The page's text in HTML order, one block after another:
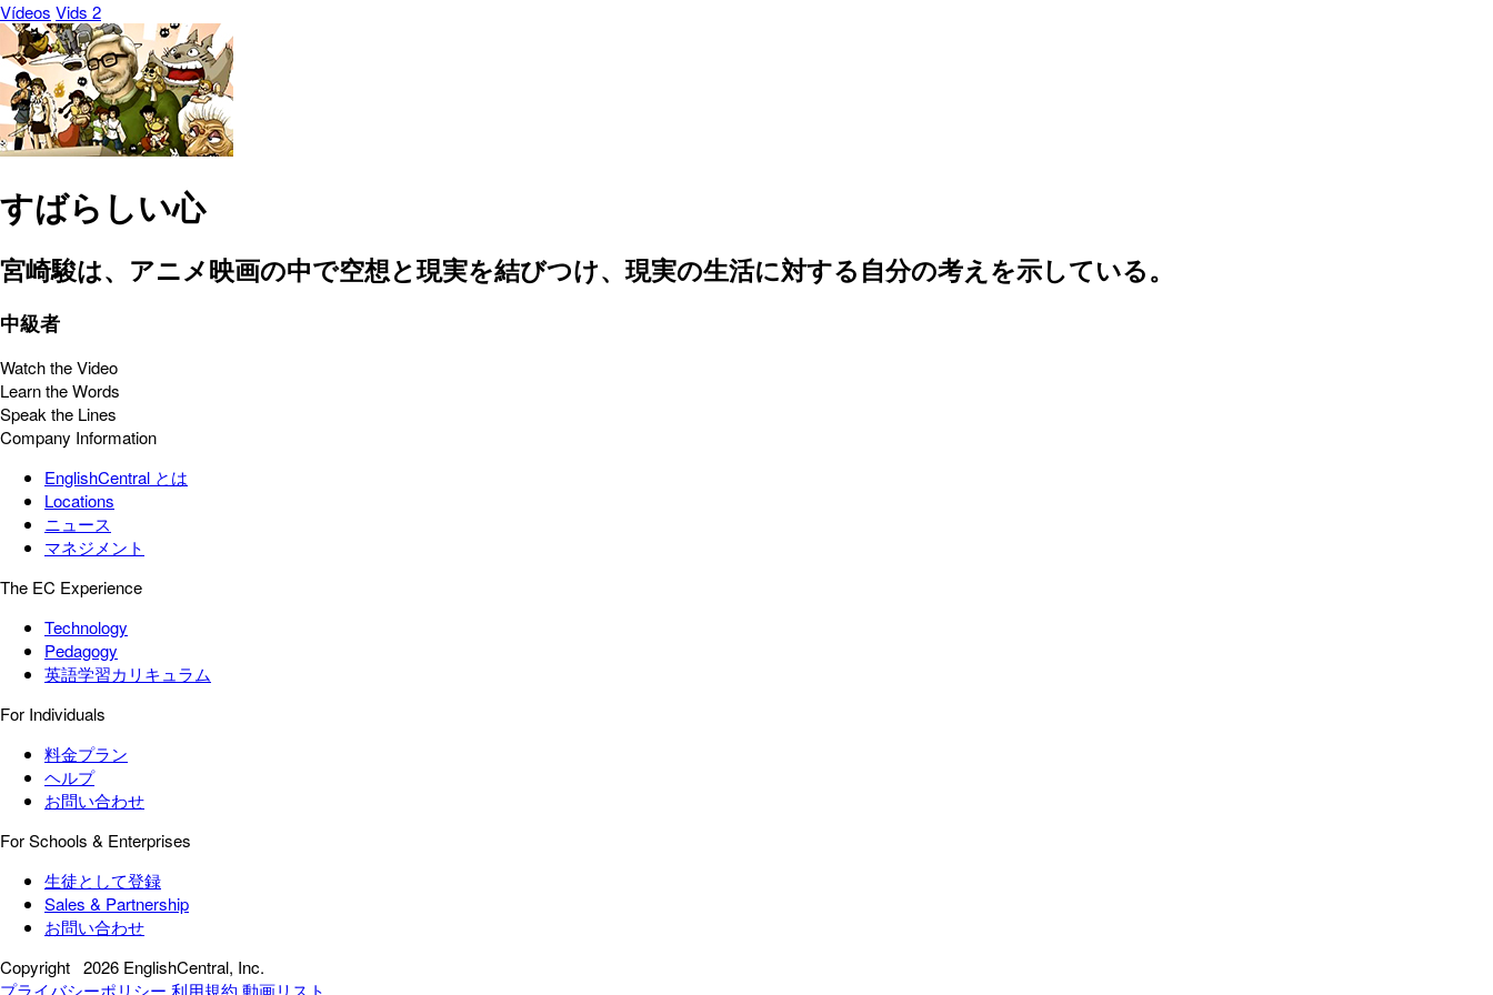
Vídeos Vids 2
すばらしい心
宮崎駿は、アニメ映画の中で空想と現実を結びつけ、現実の生活に対する自分の考えを示している。
中級者
Watch the Video
Learn the Words
Speak the Lines
Company Information
EnglishCentral とは
Locations
ニュース
マネジメント
The EC Experience
Technology
Pedagogy
英語学習カリキュラム
For Individuals
料金プラン
ヘルプ
お問い合わせ
For Schools & Enterprises
生徒として登録
Sales & Partnership
お問い合わせ
Copyright 2026 EnglishCentral, Inc.